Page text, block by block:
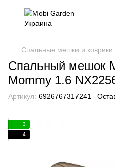
Спальные мешки и коврики
Спальный мешок
Mommy 1.6
Артикул: 6926767317241
3
4